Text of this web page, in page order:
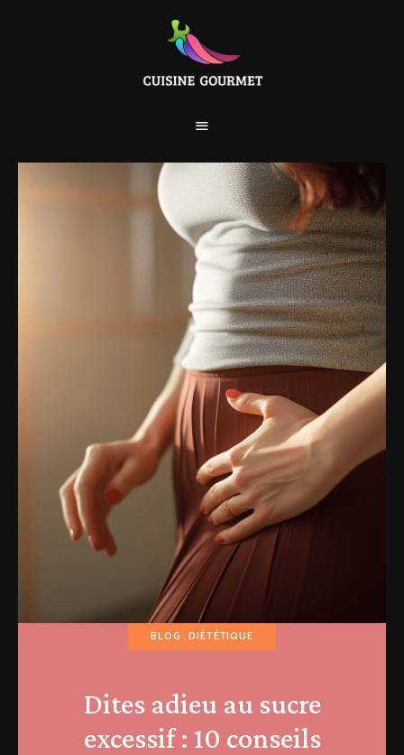
BLOG DIÉTÉTIQUE
Dites adieu au sucre
excessif : 10 conseils